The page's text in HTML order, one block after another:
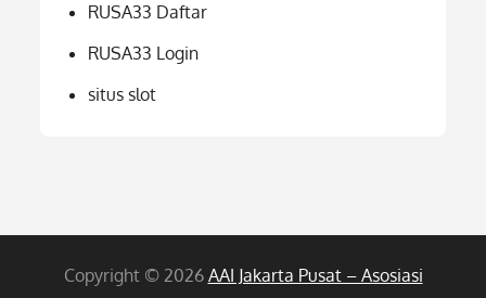
RUSA33 Daftar
RUSA33 Login
situs slot
Copyright © 2026 AAI Jakarta Pusat – Asosiasi